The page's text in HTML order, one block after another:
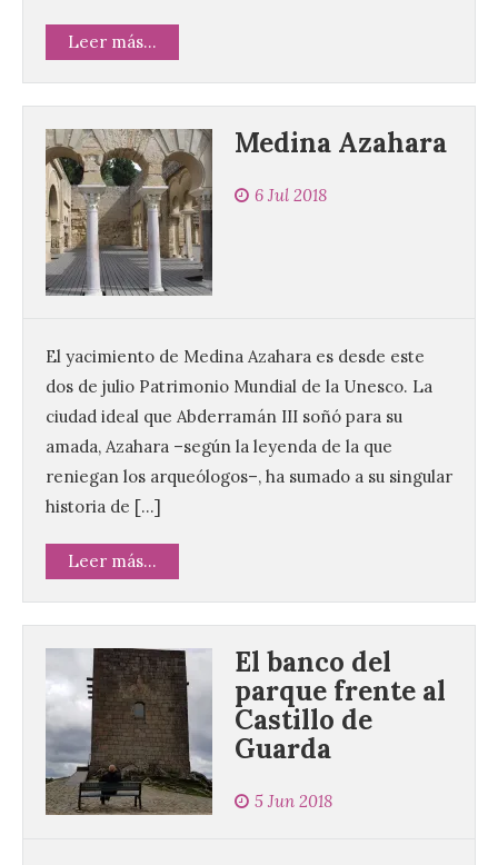
Leer más...
Medina Azahara
6 Jul 2018
El yacimiento de Medina Azahara es desde este
dos de julio Patrimonio Mundial de la Unesco. La
ciudad ideal que Abderramán III soñó para su
amada, Azahara –según la leyenda de la que
reniegan los arqueólogos–, ha sumado a su singular
historia de […]
Leer más...
El banco del
parque frente al
Castillo de
Guarda
5 Jun 2018
Vuelve la tradicional Feria
de Dulces del Convento a
Gradefes